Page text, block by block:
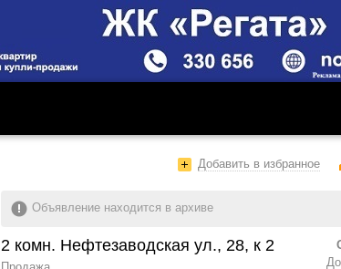
Добавить в избранное
Объявление находится в архиве
2 комн. Нефтезаводская ул., 28, к 2